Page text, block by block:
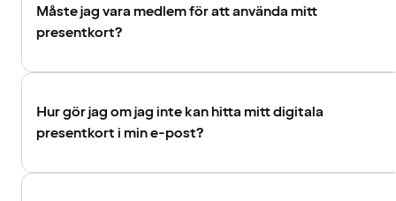
Måste jag vara medlem för att använda mitt
presentkort?
Hur gör jag om jag inte kan hitta mitt digitala
presentkort i min e-post?